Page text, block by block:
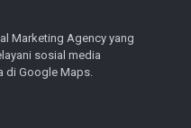
Marketing Agency yang
sosial media
di Google Maps.